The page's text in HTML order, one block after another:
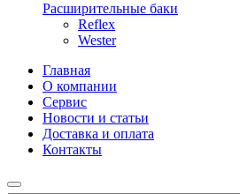
Расширительные баки
Reflex
Wester
Главная
О компании
Сервис
Новости и статьи
Доставка и оплата
Контакты